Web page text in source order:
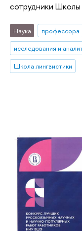
сотрудники Школы
Наука профессора
исследования и
Школа лингвистики